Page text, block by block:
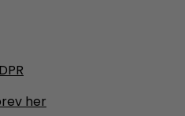
her